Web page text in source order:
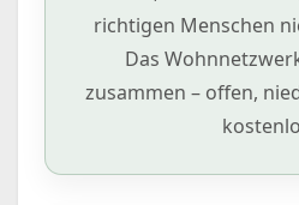
richtigen Menschen
Das
zusammen – offen,